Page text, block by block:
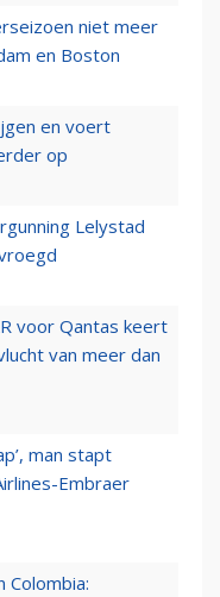
niet meer
en Boston
en voert
op
Lelystad
voor Qantas keert
van meer dan
man stapt
Embraer
Colombia: